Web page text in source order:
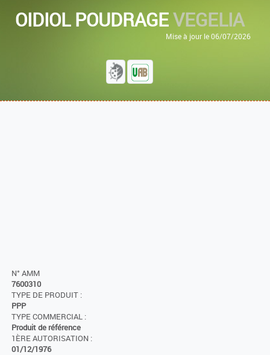
OIDIOL POUDRAGEVEGELIA
Mise à jour le 06/07/2026
N° AMM
7600310
TYPE DE PRODUIT :
PPP
TYPE COMMERCIAL :
Produit de référence
1ÈRE AUTORISATION :
01/12/1976